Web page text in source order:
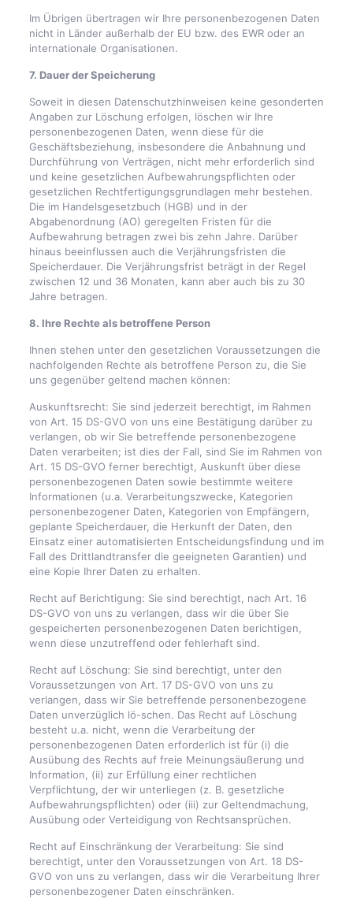
Im Übrigen übertragen wir Ihre personenbezogenen Daten
nicht in Länder außerhalb der EU bzw. des EWR oder an
internationale Organisationen.
7. Dauer der Speicherung
Soweit in diesen Datenschutzhinweisen keine gesonderten
Angaben zur Löschung erfolgen, löschen wir Ihre
personenbezogenen Daten, wenn diese für die
Geschäftsbeziehung, insbesondere die Anbahnung und
Durchführung von Verträgen, nicht mehr erforderlich sind
und keine gesetzlichen Aufbewahrungspflichten oder
gesetzlichen Rechtfertigungsgrundlagen mehr bestehen.
Die im Handelsgesetzbuch (HGB) und in der
Abgabenordnung (AO) geregelten Fristen für die
Aufbewahrung betragen zwei bis zehn Jahre. Darüber
hinaus beeinflussen auch die Verjährungsfristen die
Speicherdauer. Die Verjährungsfrist beträgt in der Regel
zwischen 12 und 36 Monaten, kann aber auch bis zu 30
Jahre betragen.
8. Ihre Rechte als betroffene Person
Ihnen stehen unter den gesetzlichen Voraussetzungen die
nachfolgenden Rechte als betroffene Person zu, die Sie
uns gegenüber geltend machen können:
Auskunftsrecht: Sie sind jederzeit berechtigt, im Rahmen
von Art. 15 DS-GVO von uns eine Bestätigung darüber zu
verlangen, ob wir Sie betreffende personenbezogene
Daten verarbeiten; ist dies der Fall, sind Sie im Rahmen von
Art. 15 DS-GVO ferner berechtigt, Auskunft über diese
personenbezogenen Daten sowie bestimmte weitere
Informationen (u.a. Verarbeitungszwecke, Kategorien
personenbezogener Daten, Kategorien von Empfängern,
geplante Speicherdauer, die Herkunft der Daten, den
Einsatz einer automatisierten Entscheidungsfindung und im
Fall des Drittlandtransfer die geeigneten Garantien) und
eine Kopie Ihrer Daten zu erhalten.
Recht auf Berichtigung: Sie sind berechtigt, nach Art. 16
DS-GVO von uns zu verlangen, dass wir die über Sie
gespeicherten personenbezogenen Daten berichtigen,
wenn diese unzutreffend oder fehlerhaft sind.
Recht auf Löschung: Sie sind berechtigt, unter den
Voraussetzungen von Art. 17 DS-GVO von uns zu
verlangen, dass wir Sie betreffende personenbezogene
Daten unverzüglich lö-schen. Das Recht auf Löschung
besteht u.a. nicht, wenn die Verarbeitung der
personenbezogenen Daten erforderlich ist für (i) die
Ausübung des Rechts auf freie Meinungsäußerung und
Information, (ii) zur Erfüllung einer rechtlichen
Verpflichtung, der wir unterliegen (z. B. gesetzliche
Aufbewahrungspflichten) oder (iii) zur Geltendmachung,
Ausübung oder Verteidigung von Rechtsansprüchen.
Recht auf Einschränkung der Verarbeitung: Sie sind
berechtigt, unter den Voraussetzungen von Art. 18 DS-
GVO von uns zu verlangen, dass wir die Verarbeitung Ihrer
personenbezogener Daten einschränken.